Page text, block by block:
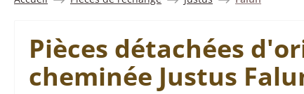
Pièces détachées
cheminée Justus